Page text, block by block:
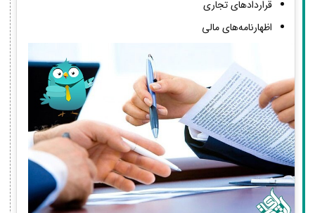
قراردادهای تجاری
اظهارنامه‌های مالی